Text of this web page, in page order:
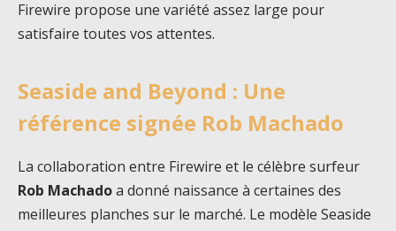
Firewire propose une variété assez large pour
satisfaire toutes vos attentes.
Seaside and Beyond : Une
référence signée Rob Machado
La collaboration entre Firewire et le célèbre surfeur
Rob Machadoa donné naissance à certaines des
meilleures planches sur le marché. Le modèle Seaside